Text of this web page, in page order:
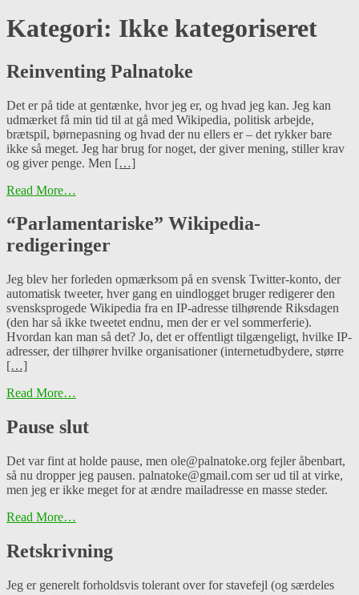
Kategori: Ikke kategoriseret
Reinventing Palnatoke
Det er på tide at gentænke, hvor jeg er, og hvad jeg kan. Jeg kan
udmærket få min tid til at gå med Wikipedia, politisk arbejde,
brætspil, børnepasning og hvad der nu ellers er – det rykker bare
ikke så meget. Jeg har brug for noget, der giver mening, stiller krav
og giver penge. Men […]
Read More…
“Parlamentariske” Wikipedia-
redigeringer
Jeg blev her forleden opmærksom på en svensk Twitter-konto, der
automatisk tweeter, hver gang en uindlogget bruger redigerer den
svensksprogede Wikipedia fra en IP-adresse tilhørende Riksdagen
(den har så ikke tweetet endnu, men der er vel sommerferie).
Hvordan kan man så det? Jo, det er offentligt tilgængeligt, hvilke IP-
adresser, der tilhører hvilke organisationer (internetudbydere, større
[…]
Read More…
Pause slut
Det var fint at holde pause, men ole@palnatoke.org fejler åbenbart,
så nu dropper jeg pausen. palnatoke@gmail.com ser ud til at virke,
men jeg er ikke meget for at ændre mailadresse en masse steder.
Read More…
Retskrivning
Jeg er generelt forholdsvis tolerant over for stavefejl (og særdeles